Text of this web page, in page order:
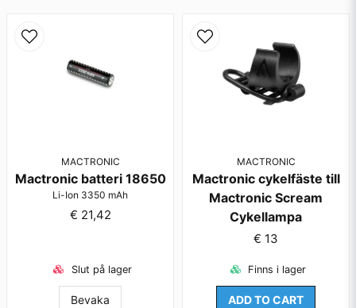
MACTRONIC
Mactronic batteri 18650
Li-Ion 3350 mAh
€ 21,42
Slut på lager
Bevaka
MACTRONIC
Mactronic cykelfäste till
Mactronic Scream
Cykellampa
€ 13
Finns i lager
ADD TO CART
email
Mejladress